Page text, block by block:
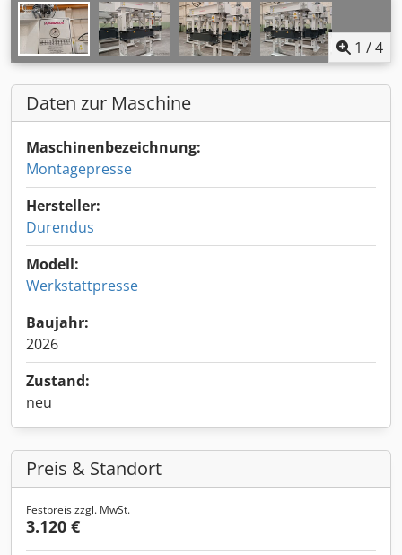
1 /4
Daten zur Maschine
Maschinenbezeichnung:
Montagepresse
Hersteller:
Durendus
Modell:
Werkstattpresse
Baujahr:
2026
Zustand:
neu
Preis & Standort
Festpreis zzgl. MwSt.
3.120 €